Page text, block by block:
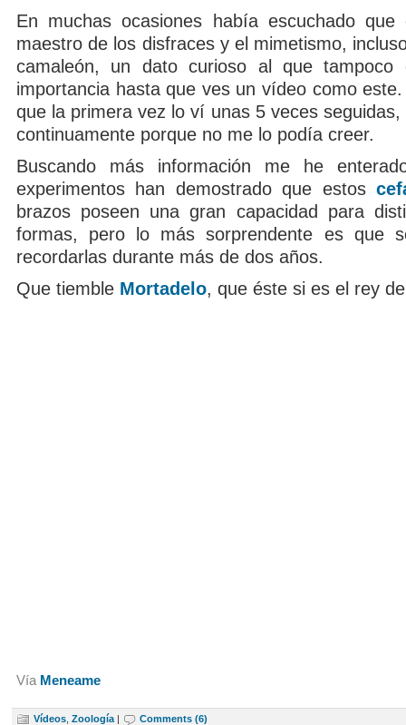
En muchas ocasiones había escuchado
maestro de los disfraces y el mimetismo,
camaleón, un dato curioso al que tampoco
importancia hasta que ves un vídeo como
que la primera vez lo ví unas 5 veces seguidas,
continuamente porque no me lo podía creer.
Buscando más información me he
experimentos han demostrado que estos
brazos poseen una gran capacidad para
formas, pero lo más sorprendente es que
recordarlas durante más de dos años.
Que tiemble Mortadelo, que éste si es el rey
Vía Meneame
Vídeos, Zoología| Comments (6)